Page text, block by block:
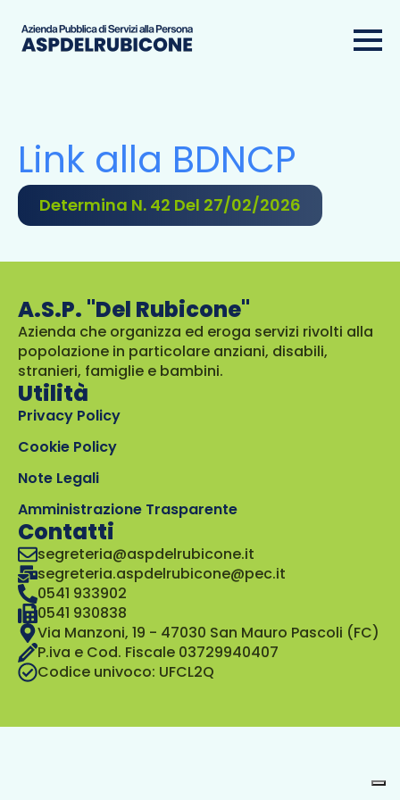
Link alla BDNCP
Determina N. 42 Del 27/02/2026
A.S.P. "Del Rubicone"
Azienda che organizza ed eroga servizi rivolti alla
popolazione in particolare anziani, disabili,
stranieri, famiglie e bambini.
Utilità
Privacy Policy
Cookie Policy
Note Legali
Amministrazione Trasparente
Contatti
segreteria@aspdelrubicone.it
segreteria.aspdelrubicone@pec.it
0541 933902
0541 930838
Via Manzoni, 19 - 47030 San Mauro Pascoli (FC)
P.iva e Cod. Fiscale 03729940407
Codice univoco: UFCL2Q